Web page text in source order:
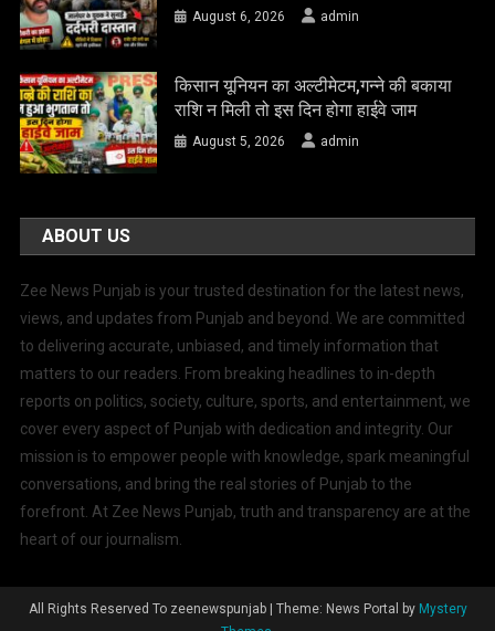
August 6, 2026 admin
किसान यूनियन का अल्टीमेटम,गन्ने की बकाया
राशि न मिली तो इस दिन होगा हाईवे जाम
August 5, 2026 admin
ABOUT US
Zee News Punjab is your trusted destination for the latest news,
views, and updates from Punjab and beyond. We are committed
to delivering accurate, unbiased, and timely information that
matters to our readers. From breaking headlines to in-depth
reports on politics, society, culture, sports, and entertainment, we
cover every aspect of Punjab with dedication and integrity. Our
mission is to empower people with knowledge, spark meaningful
conversations, and bring the real stories of Punjab to the
forefront. At Zee News Punjab, truth and transparency are at the
heart of our journalism.
All Rights Reserved To zeenewspunjab Theme: News Portal by Mystery